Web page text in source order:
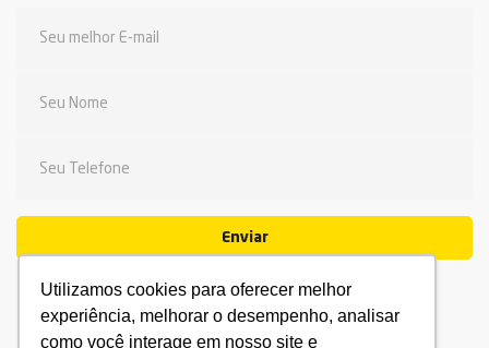
Utilizamos cookies para oferecer melhor
experiência, melhorar o desempenho, analisar
como você interage em nosso site e
Enviar